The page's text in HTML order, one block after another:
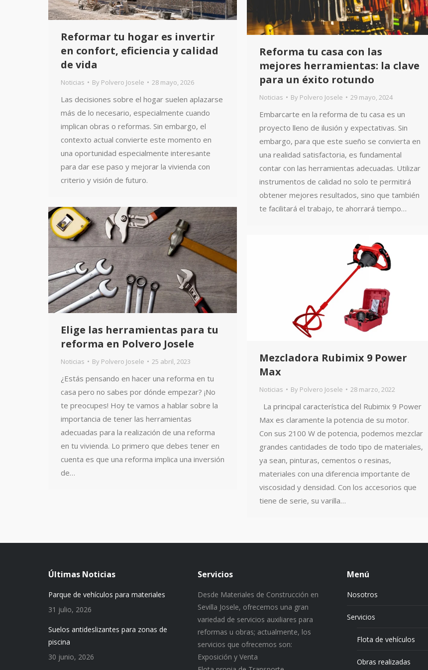
Reformar tu hogar es invertir
en confort, eficiencia y calidad
de vida
Noticias By Polvero Josele 28 mayo, 2026
Las decisiones sobre el hogar suelen aplazarse
más de lo necesario, especialmente cuando
implican obras o reformas. Sin embargo, el
contexto actual convierte este momento en
una oportunidad especialmente interesante
para dar ese paso y mejorar la vivienda con
criterio y visión de futuro.
Reforma tu casa con las
mejores herramientas: la clave
para un éxito rotundo
Noticias By Polvero Josele 29 mayo, 2024
Embarcarte en la reforma de tu casa es un
proyecto lleno de ilusión y expectativas. Sin
embargo, para que este sueño se convierta en
una realidad satisfactoria, es fundamental
contar con las herramientas adecuadas. Utilizar
instrumentos de calidad no solo te permitirá
obtener mejores resultados, sino que también
te facilitará el trabajo, te ahorrará tiempo…
Elige las herramientas para tu
reforma en Polvero Josele
Noticias By Polvero Josele 25 abril, 2023
¿Estás pensando en hacer una reforma en tu
casa pero no sabes por dónde empezar? ¡No
te preocupes! Hoy te vamos a hablar sobre la
importancia de tener las herramientas
adecuadas para la realización de una reforma
en tu vivienda. Lo primero que debes tener en
cuenta es que una reforma implica una inversión
de…
Mezcladora Rubimix 9 Power
Max
Noticias By Polvero Josele 28 marzo, 2022
La principal característica del Rubimix 9 Power
Max es claramente la potencia de su motor.
Con sus 2100 W de potencia, podemos mezclar
grandes cantidades de todo tipo de materiales,
ya sean, pinturas, cementos o resinas,
materiales con una diferencia importante de
viscosidad y densidad. Con los accesorios que
tiene de serie, su varilla…
Últimas Noticias
Parque de vehículos para materiales
31 julio, 2026
Suelos antideslizantes para zonas de
piscina
30 junio, 2026
Servicios
Desde Materiales de Construcción en
Sevilla Josele, ofrecemos una gran
variedad de servicios auxiliares para
reformas u obras; actualmente, los
servicios que ofrecemos son:
Exposición y Venta
Menú
Nosotros
Servicios
Flota de vehículos
Obras realizadas